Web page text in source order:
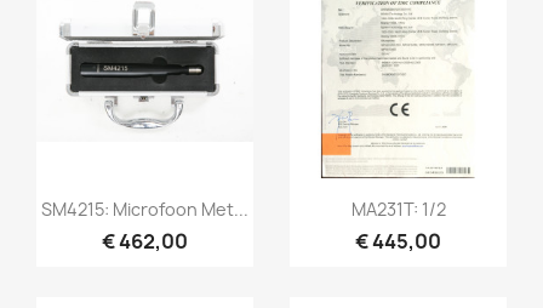
Snel bekijken
SM4215: Microfoon Met...
€ 462,00
Snel bekijken
MA231T: 1/2
€ 445,00